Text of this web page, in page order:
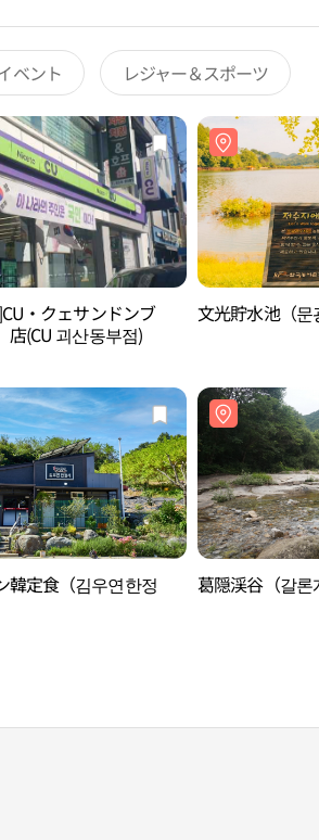
ベント レジャー＆スポーツ
・クェサンドンブ
店(CU 괴산동부점)
文光貯水池（문
韓定食（김우연한정
葛隠渓谷（갈론